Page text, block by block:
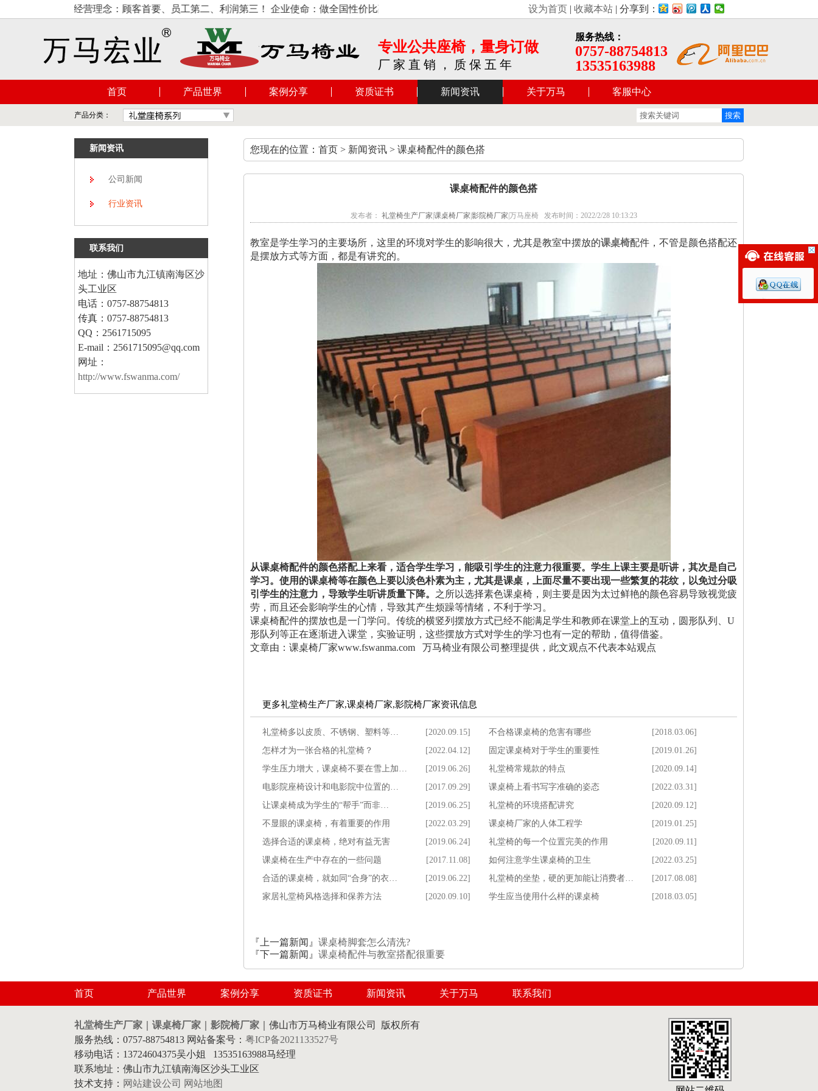
公司的经营理念：顾客首要、员工第二、利润第三！ 企业使命：做全国性价比高的座椅。礼堂椅生产厂家,课桌椅厂家,影院椅
设为首页 | 收藏本站 | 分享到：
专业公共座椅，量身订做
厂 家 直 销 ， 质 保 五 年
服务热线：
0757-88754813
13535163988
首页 产品世界 案例分享 资质证书 新闻资讯 关于万马 客服中心
产品分类：
新闻资讯
公司新闻
行业资讯
联系我们
地址：佛山市九江镇南海区沙
头工业区
电话：0757-88754813
传真：0757-88754813
QQ：2561715095
E-mail：2561715095@qq.com
网址：
http://www.fswanma.com/
您现在的位置：首页 > 新闻资讯 > 课桌椅配件的颜色搭
课桌椅配件的颜色搭
发布者： 礼堂椅生产厂家 课桌椅厂家 影院椅厂家 |万马座椅 发布时间：2022/2/28 10:13:23
教室是学生学习的主要场所，这里的环境对学生的影响很大，尤其是教室中摆放的课桌椅配件，不管是颜色搭配还
是摆放方式等方面，都是有讲究的。
从课桌椅配件的颜色搭配上来看，适合学生学习，能吸引学生的注意力很重要。学生上课主要是听讲，其次是自己
学习。使用的课桌椅等在颜色上要以淡色朴素为主，尤其是课桌，上面尽量不要出现一些繁复的花纹，以免过分吸
引学生的注意力，导致学生听讲质量下降。 之所以选择素色课桌椅，则主要是因为太过鲜艳的颜色容易导致视觉疲
劳，而且还会影响学生的心情，导致其产生烦躁等情绪，不利于学习。
课桌椅配件的摆放也是一门学问。传统的横竖列摆放方式已经不能满足学生和教师在课堂上的互动，圆形队列、U
形队列等正在逐渐进入课堂，实验证明，这些摆放方式对学生的学习也有一定的帮助，值得借鉴。
文章由：课桌椅厂家www.fswanma.com 万马椅业有限公司整理提供，此文观点不代表本站观点
更多礼堂椅生产厂家,课桌椅厂家,影院椅厂家资讯信息
[2020.09.15]
礼堂椅多以皮质、不锈钢、塑料等… [2018.03.06]
不合格课桌椅的危害有哪些
[2022.04.12]
怎样才为一张合格的礼堂椅？ [2019.01.26]
固定课桌椅对于学生的重要性
[2019.06.26]
学生压力增大，课桌椅不要在雪上加… [2020.09.14]
礼堂椅常规款的特点
[2017.09.29]
电影院座椅设计和电影院中位置的… [2022.03.31]
课桌椅上看书写字准确的姿态
[2019.06.25]
让课桌椅成为学生的“帮手”而非… [2020.09.12]
礼堂椅的环境搭配讲究
[2022.03.29]
不显眼的课桌椅，有着重要的作用 [2019.01.25]
课桌椅厂家的人体工程学
[2019.06.24]
选择合适的课桌椅，绝对有益无害 [2020.09.11]
礼堂椅的每一个位置完美的作用
[2017.11.08]
课桌椅在生产中存在的一些问题 [2022.03.25]
如何注意学生课桌椅的卫生
[2019.06.22]
合适的课桌椅，就如同“合身”的衣… [2017.08.08]
礼堂椅的坐垫，硬的更加能让消费者…
[2020.09.10]
家居礼堂椅风格选择和保养方法 [2018.03.05]
学生应当使用什么样的课桌椅
『上一篇新闻』 课桌椅脚套怎么清洗?
『下一篇新闻』 课桌椅配件与教室搭配很重要
首页 产品世界 案例分享 资质证书 新闻资讯 关于万马 联系我们
礼堂椅生产厂家 课桌椅厂家 影院椅厂家 ｜佛山市万马椅业有限公司 版权所有
服务热线：0757-88754813 网站备案号： 粤ICP备2021133527号
移动电话：13724604375吴小姐 13535163988马经理
联系地址：佛山市九江镇南海区沙头工业区
技术支持： 网站建设公司 网站地图